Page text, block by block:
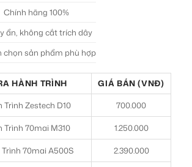
Chính hãng 100%
ẩn, không cắt trích dây
chọn sản phẩm phù hợp
HÀNH TRÌNH
GIÁ BÁN (VNĐ)
Zestech D10
700.000
Trình 70mai M310 1.250.000
70mai A500S 2.390.000